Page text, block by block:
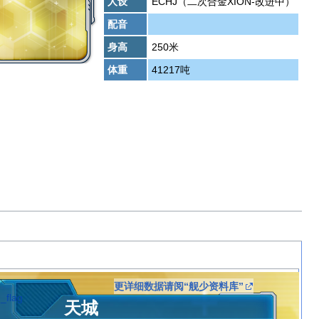
配音
身高
250米
体重
41217吨
更详细数据请阅“舰少资料库”
天城